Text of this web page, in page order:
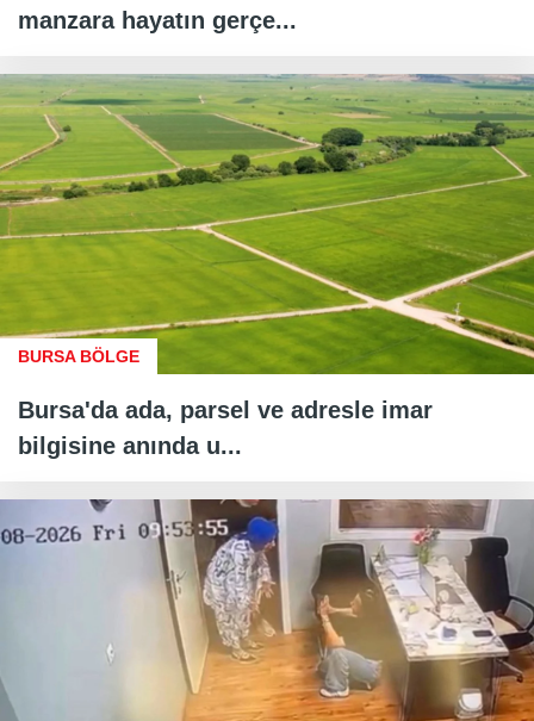
manzara hayatın gerçe...
BURSA BÖLGE
Bursa'da ada, parsel ve adresle imar
bilgisine anında u...